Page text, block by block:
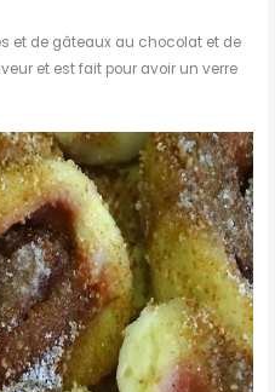
et de gâteaux au chocolat et de
et est fait pour avoir un verre